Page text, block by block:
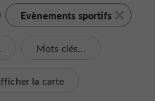
Evènements sportifs
Mots clés...
la carte